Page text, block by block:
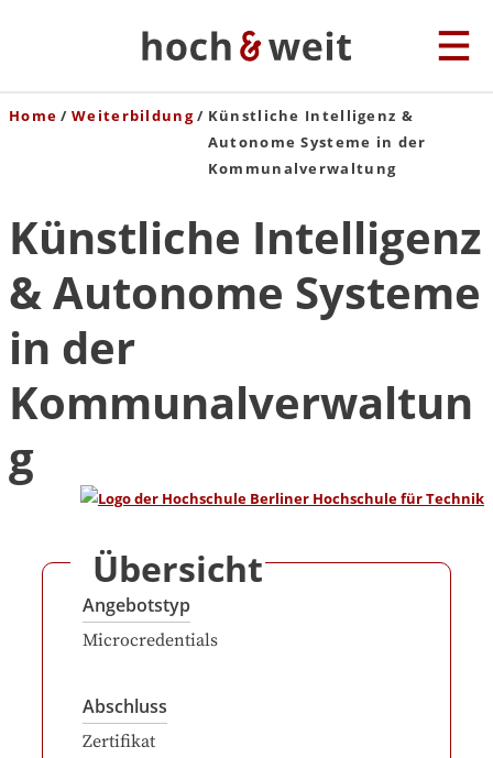
Home Weiterbildung
Künstliche Intelligenz &
Autonome Systeme in der
Kommunalverwaltung
Künstliche Intelligenz
& Autonome Systeme
in der
Kommunalverwaltun
g
Übersicht
Angebotstyp
Microcredentials
Abschluss
Zertifikat